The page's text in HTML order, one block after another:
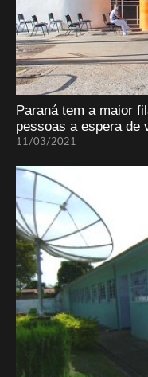
Paraná tem a maior
pessoas a espera de
11/03/2021